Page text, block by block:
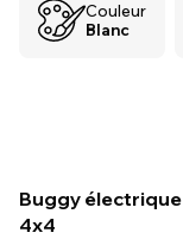
Couleur
Blanc
Buggy électrique
4x4